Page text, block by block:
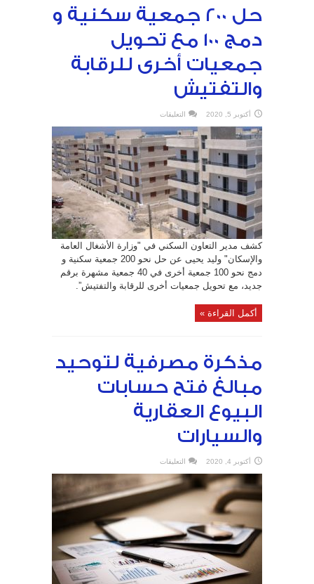
حل 200 جمعية سكنية و
دمج 100 مع تحويل
جمعيات أخرى للرقابة
والتفتيش
أكتوبر 5, 2020 التعليقات
200
جمعية
سكنية
و
دمج
100
مع
تحويل
جمعيات
أخرى
للرقابة
والتفتيش
مغلقة
كشف مدير التعاون السكني في "وزارة الأشغال العامة
والإسكان" وليد يحيى عن حل نحو 200 جمعية سكنية و
دمج نحو 100 جمعية أخرى في 40 جمعية مشهرة برقم
جديد، مع تحويل جمعيات أخرى للرقابة والتفتيش”.
أكمل القراءة »
مذكرة مصرفية لتوحيد
مبالغ فتح حسابات
البيوع العقارية
والسيارات
أكتوبر 4, 2020 التعليقات
مصرفية
لتوحيد
مبالغ
فتح
حسابات
البيوع
العقارية
مغلقة